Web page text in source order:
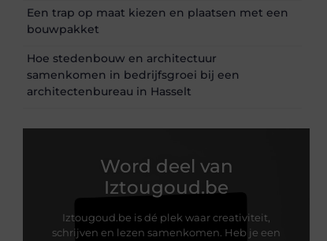
Een trap op maat kiezen en plaatsen met een
bouwpakket
Hoe stedenbouw en architectuur
samenkomen in bedrijfsgroei bij een
architectenbureau in Hasselt
Word deel van
Iztougoud.be
Iztougoud.be is dé plek waar creativiteit,
schrijven en lezen samenkomen. Heb je een